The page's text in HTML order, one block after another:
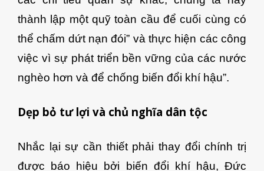
thành lập một quỹ toàn cầu để cuối cùng có
thể chấm dứt nạn đói” và thực hiện các công
việc vì sự phát triển bền vững của các nước
nghèo hơn và để chống biến đổi khí hậu”.
Dẹp bỏ tư lợi và chủ nghĩa dân tộc
Nhắc lại sự cần thiết phải thay đổi chính trị
được báo hiệu bởi biến đổi khí hậu, Đức